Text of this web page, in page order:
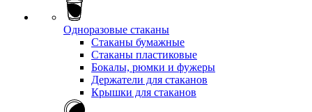
Одноразовые стаканы
Стаканы бумажные
Стаканы пластиковые
Бокалы, рюмки и фужеры
Держатели для стаканов
Крышки для стаканов